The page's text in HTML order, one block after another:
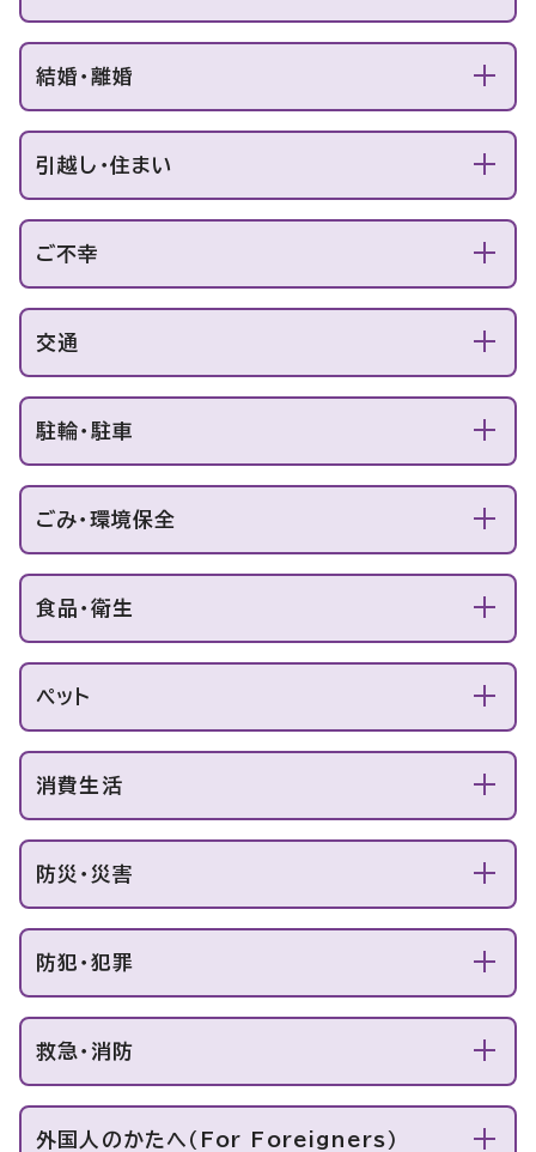
結婚・離婚
引越し・住まい
ご不幸
交通
駐輪・駐車
ごみ・環境保全
食品・衛生
ペット
消費生活
防災・災害
防犯・犯罪
救急・消防
外国人のかたへ（For Foreigners）